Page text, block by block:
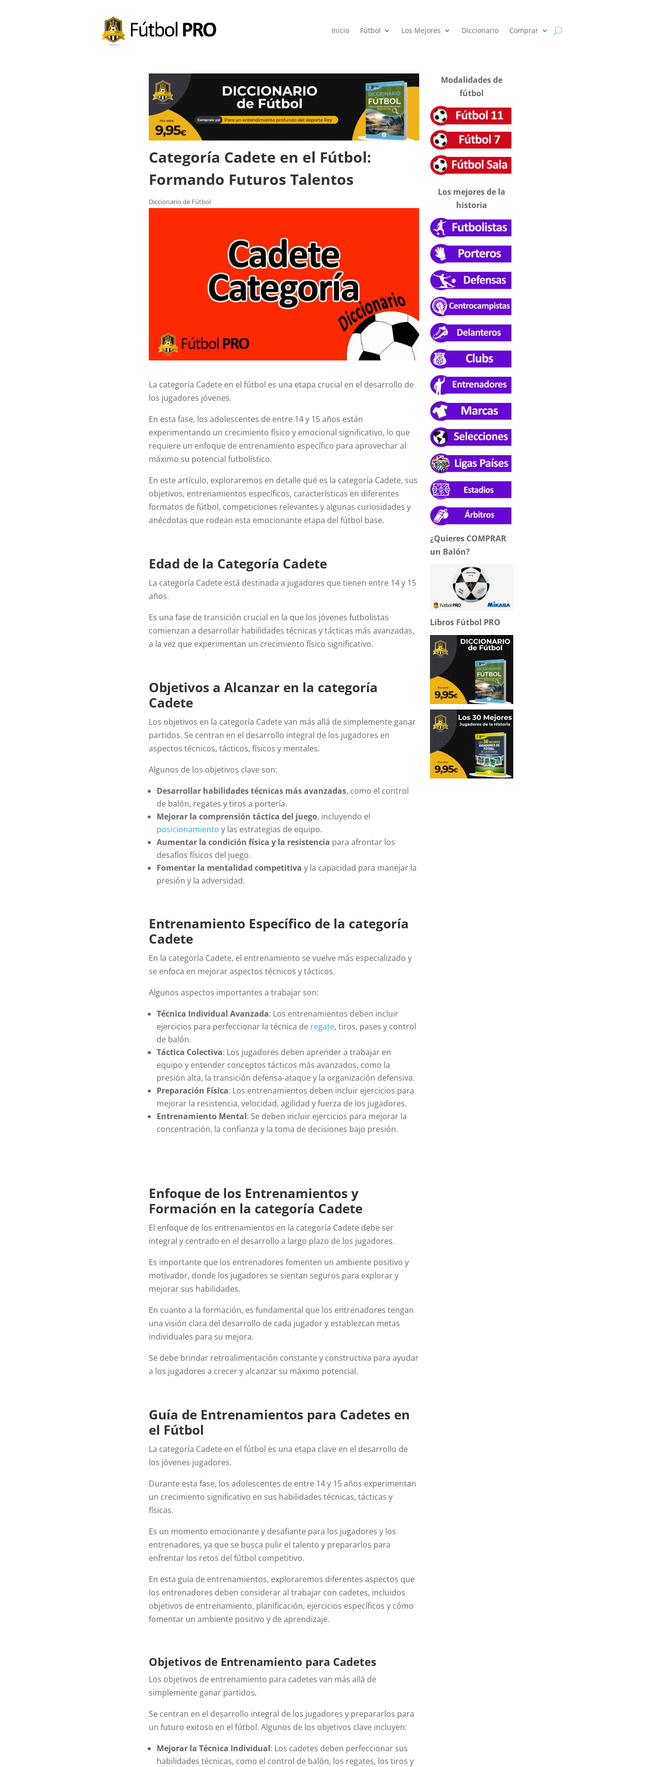
Inicio Fútbol Los Mejores Diccionario Comprar
Categoría Cadete en el Fútbol:
Formando Futuros Talentos
Diccionario de Fútbol
La categoría Cadete en el fútbol es una etapa crucial en el desarrollo de
los jugadores jóvenes.
En esta fase, los adolescentes de entre 14 y 15 años están
experimentando un crecimiento físico y emocional significativo, lo que
requiere un enfoque de entrenamiento específico para aprovechar al
máximo su potencial futbolístico.
En este artículo, exploraremos en detalle qué es la categoría Cadete, sus
objetivos, entrenamientos específicos, características en diferentes
formatos de fútbol, competiciones relevantes y algunas curiosidades y
anécdotas que rodean esta emocionante etapa del fútbol base.
Edad de la Categoría Cadete
La categoría Cadete está destinada a jugadores que tienen entre 14 y 15
años.
Es una fase de transición crucial en la que los jóvenes futbolistas
comienzan a desarrollar habilidades técnicas y tácticas más avanzadas,
a la vez que experimentan un crecimiento físico significativo.
Objetivos a Alcanzar en la categoría
Cadete
Los objetivos en la categoría Cadete van más allá de simplemente ganar
partidos. Se centran en el desarrollo integral de los jugadores en
aspectos técnicos, tácticos, físicos y mentales.
Algunos de los objetivos clave son:
Desarrollar habilidades técnicas más avanzadas, como el control
de balón, regates y tiros a portería.
Mejorar la comprensión táctica del juego, incluyendo el
posicionamiento y las estrategias de equipo.
Aumentar la condición física y la resistencia para afrontar los
desafíos físicos del juego.
Fomentar la mentalidad competitiva y la capacidad para manejar la
presión y la adversidad.
Entrenamiento Específico de la categoría
Cadete
En la categoría Cadete, el entrenamiento se vuelve más especializado y
se enfoca en mejorar aspectos técnicos y tácticos.
Algunos aspectos importantes a trabajar son:
Técnica Individual Avanzada: Los entrenamientos deben incluir
ejercicios para perfeccionar la técnica de regate, tiros, pases y control
de balón.
Táctica Colectiva: Los jugadores deben aprender a trabajar en
equipo y entender conceptos tácticos más avanzados, como la
presión alta, la transición defensa-ataque y la organización defensiva.
Preparación Física: Los entrenamientos deben incluir ejercicios para
mejorar la resistencia, velocidad, agilidad y fuerza de los jugadores.
Entrenamiento Mental: Se deben incluir ejercicios para mejorar la
concentración, la confianza y la toma de decisiones bajo presión.
Enfoque de los Entrenamientos y
Formación en la categoría Cadete
El enfoque de los entrenamientos en la categoría Cadete debe ser
integral y centrado en el desarrollo a largo plazo de los jugadores.
Es importante que los entrenadores fomenten un ambiente positivo y
motivador, donde los jugadores se sientan seguros para explorar y
mejorar sus habilidades.
En cuanto a la formación, es fundamental que los entrenadores tengan
una visión clara del desarrollo de cada jugador y establezcan metas
individuales para su mejora.
Se debe brindar retroalimentación constante y constructiva para ayudar
a los jugadores a crecer y alcanzar su máximo potencial.
Guía de Entrenamientos para Cadetes en
el Fútbol
La categoría Cadete en el fútbol es una etapa clave en el desarrollo de
los jóvenes jugadores.
Durante esta fase, los adolescentes de entre 14 y 15 años experimentan
un crecimiento significativo en sus habilidades técnicas, tácticas y
físicas.
Es un momento emocionante y desafiante para los jugadores y los
entrenadores, ya que se busca pulir el talento y prepararlos para
enfrentar los retos del fútbol competitivo.
En esta guía de entrenamientos, exploraremos diferentes aspectos que
los entrenadores deben considerar al trabajar con cadetes, incluidos
objetivos de entrenamiento, planificación, ejercicios específicos y cómo
fomentar un ambiente positivo y de aprendizaje.
Objetivos de Entrenamiento para Cadetes
Los objetivos de entrenamiento para cadetes van más allá de
simplemente ganar partidos.
Se centran en el desarrollo integral de los jugadores y prepararlos para
un futuro exitoso en el fútbol. Algunos de los objetivos clave incluyen:
Mejorar la Técnica Individual: Los cadetes deben perfeccionar sus
habilidades técnicas, como el control de balón, los regates, los tiros y
Modalidades de
fútbol
Los mejores de la
historia
¿Quieres COMPRAR
un Balón?
Libros Fútbol PRO